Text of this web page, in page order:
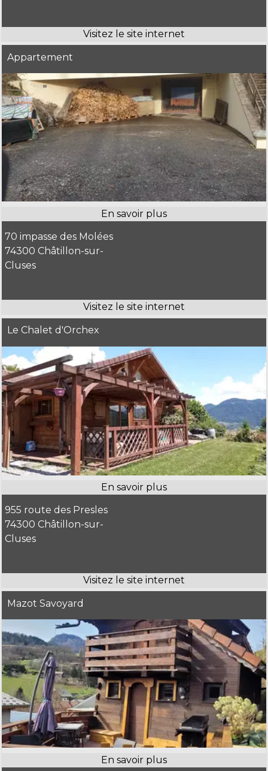
Appartement
70 impasse des Molées
74300 Châtillon-sur-
Cluses
Le Chalet d'Orchex
955 route des Presles
74300 Châtillon-sur-
Cluses
Mazot Savoyard